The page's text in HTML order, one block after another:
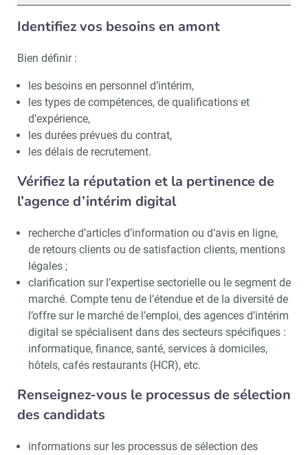
Identifiez vos besoins en amont
Bien définir :
les besoins en personnel d’intérim,
les types de compétences, de qualifications et
d’expérience,
les durées prévues du contrat,
les délais de recrutement.
Vérifiez la réputation et la pertinence de
l’agence d’intérim digital
recherche d’articles d’information ou d’avis en ligne,
de retours clients ou de satisfaction clients, mentions
légales ;
clarification sur l’expertise sectorielle ou le segment de
marché. Compte tenu de l’étendue et de la diversité de
l’offre sur le marché de l’emploi, des agences d’intérim
digital se spécialisent dans des secteurs spécifiques :
informatique, finance, santé, services à domiciles,
hôtels, cafés restaurants (HCR), etc.
Renseignez-vous le processus de sélection
des candidats
informations sur les processus de sélection des